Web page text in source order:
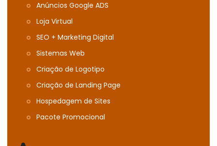
Anúncios Google ADS
Loja Virtual
SEO + Marketing Digital
Sistemas Web
Criação de Logotipo
Criação de Landing Page
Hospedagem de Sites
Pacote Promocional